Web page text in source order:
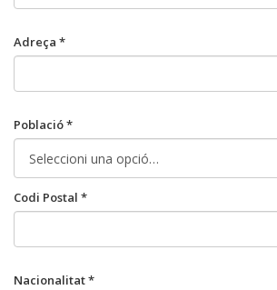
Adreça *
Població *
Codi Postal *
Nacionalitat *